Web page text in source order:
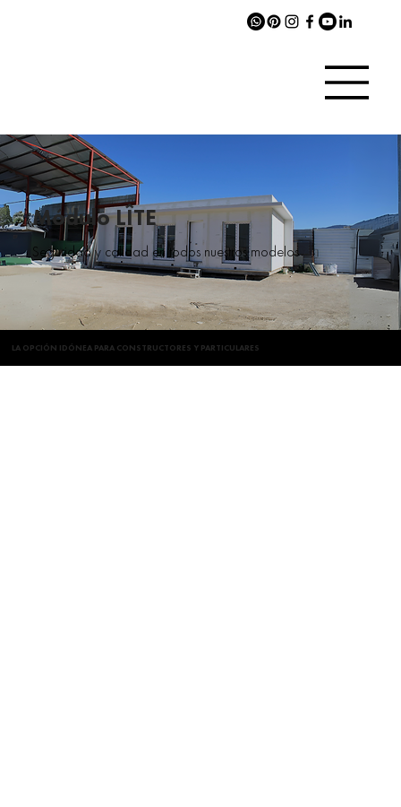
Seguridad y calidad en todos nuestros modelos
Módulo LÎTE
LA OPCIÓN IDÓNEA PARA CONSTRUCTORES Y PARTICULARES